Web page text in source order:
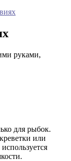
руками,
для рыбок.
или